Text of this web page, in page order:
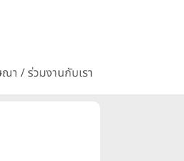
า / ร่วมงานกับเรา